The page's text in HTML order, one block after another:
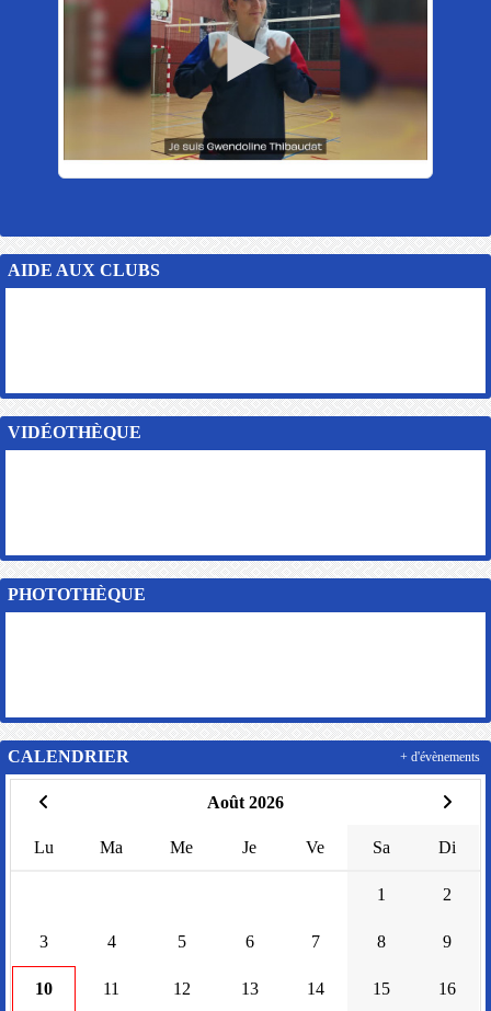
AIDE AUX CLUBS
VIDÉOTHÈQUE
PHOTOTHÈQUE
CALENDRIER
Août 2026
Lu Ma Me Je Ve Sa Di
1 2
3 4 5 6 7 8 9
10 11 12 13 14 15 16
+ d'évènements